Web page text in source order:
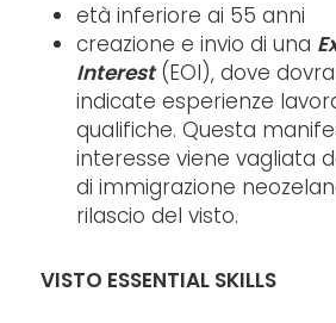
età inferiore ai 55 anni
creazione e invio di una
Interest (EOI), dove
indicate esperienze
qualifiche. Questa
interesse viene vagliata
di immigrazione
rilascio del visto.
VISTO ESSENTIAL SKILLS